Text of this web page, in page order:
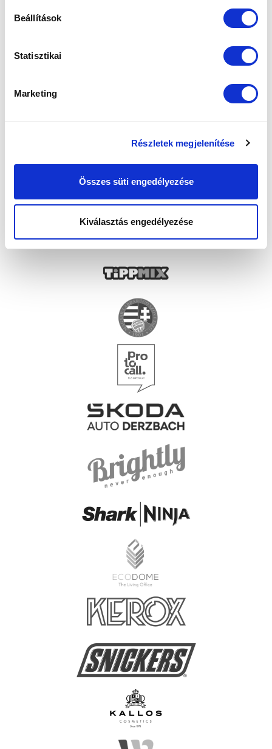
Beállítások
Statisztikai
Marketing
Részletek megjelenítése
Összes süti engedélyezése
Kiválasztás engedélyezése